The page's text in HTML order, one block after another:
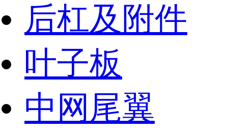
后杠及附件
叶子板
中网尾翼